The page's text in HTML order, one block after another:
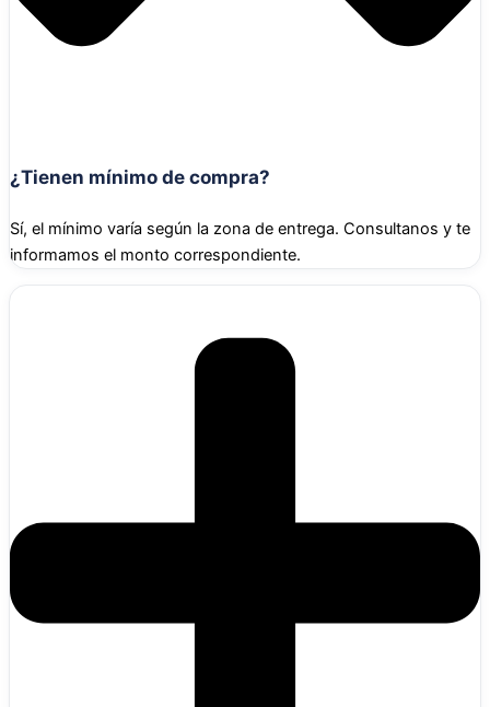
¿Tienen mínimo de compra?
Sí, el mínimo varía según la zona de entrega. Consultanos y te
informamos el monto correspondiente.